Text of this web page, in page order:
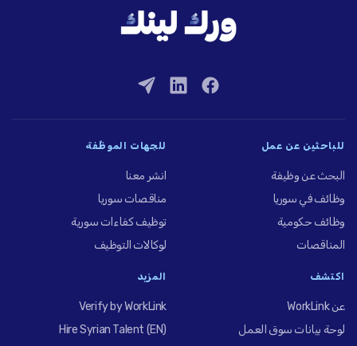
للباحثين عن عمل
البحث عن وظيفة
وظائف في سوريا
وظائف حكومية
المناقصات
للجهات الموظِّفة
انشر معنا
مناقصات سوريا
توظيف كفاءات سورية
لوكالات التوظيف
اكتشف
عن WorkLink
لوحة بيانات سوق العمل
المزيد
Verify by WorkLink
Hire Syrian Talent (EN)